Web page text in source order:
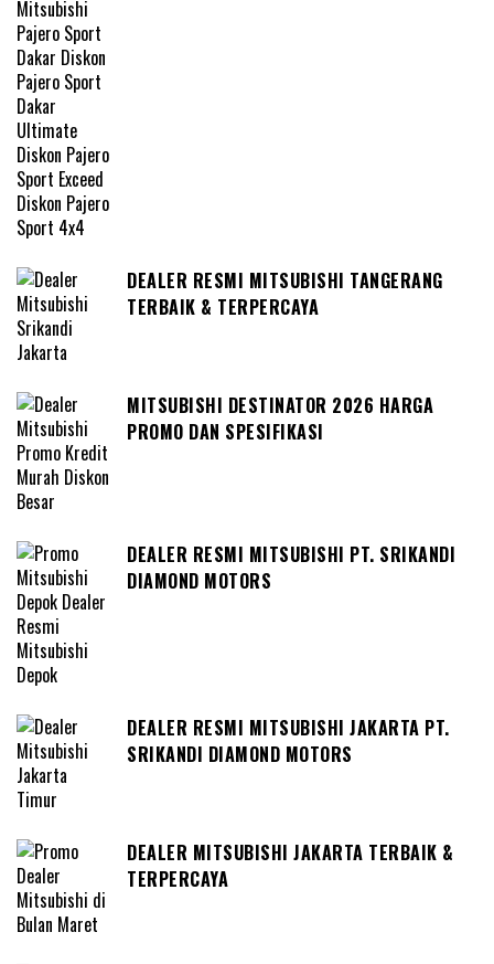
DEALER RESMI MITSUBISHI TANGERANG
TERBAIK & TERPERCAYA
MITSUBISHI DESTINATOR 2026 HARGA
PROMO DAN SPESIFIKASI
DEALER RESMI MITSUBISHI PT. SRIKANDI
DIAMOND MOTORS
DEALER RESMI MITSUBISHI JAKARTA PT.
SRIKANDI DIAMOND MOTORS
DEALER MITSUBISHI JAKARTA TERBAIK &
TERPERCAYA